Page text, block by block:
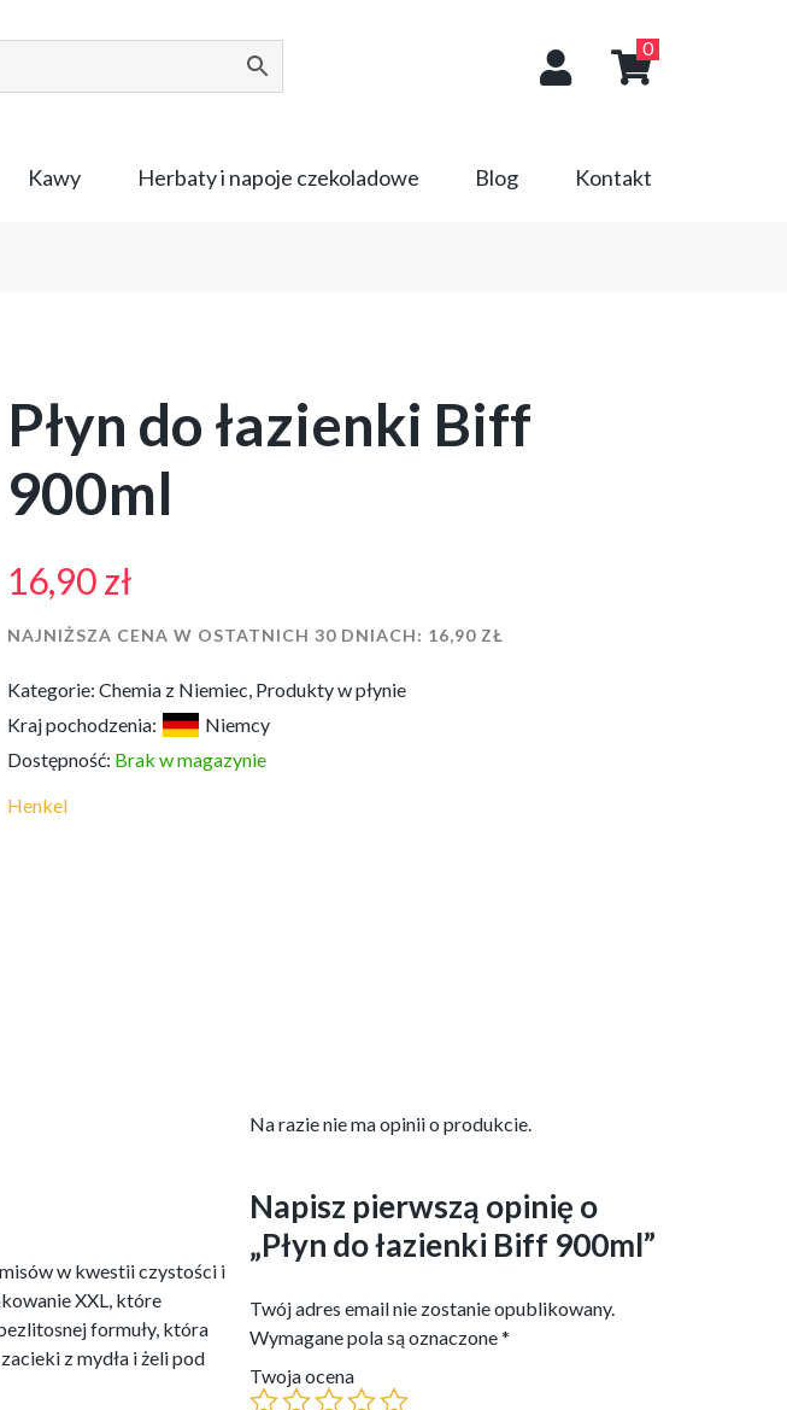
0
Kawy Herbaty i napoje czekoladowe Blog Kontakt
Płyn do łazienki Biff
900ml
16,90zł
NAJNIŻSZA CENA W OSTATNICH 30 DNIACH: 16,90 ZŁ
Kategorie: Chemia z Niemiec, Produkty w płynie
Kraj pochodzenia:
Niemcy
Dostępność: Brak w magazynie
Henkel
w kwestii czystości i
XXL, które
formuły, która
z mydła i żeli pod
Na razie nie ma opinii o produkcie.
Napisz pierwszą opinię o
„Płyn do łazienki Biff 900ml”
Twój adres email nie zostanie opublikowany.
Wymagane pola są oznaczone*
Twoja ocena